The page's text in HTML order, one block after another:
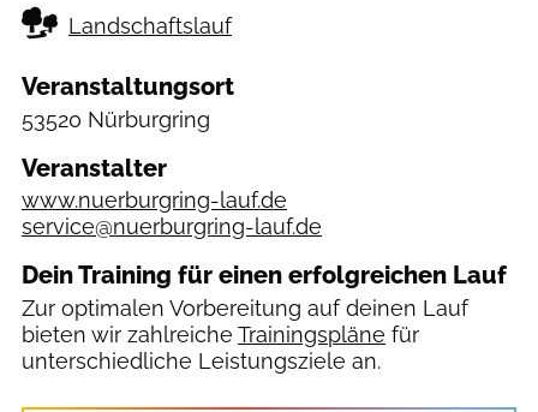
Landschaftslauf
Veranstaltungsort
53520 Nürburgring
Veranstalter
www.nuerburgring-lauf.de
service@nuerburgring-lauf.de
Dein Training für einen erfolgreichen Lauf
Zur optimalen Vorbereitung auf deinen Lauf
bieten wir zahlreiche Trainingspläne für
unterschiedliche Leistungsziele an.